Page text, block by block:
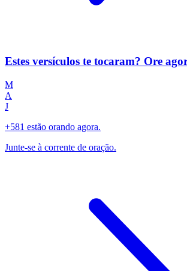
Estes versículos te tocaram? Ore
M
A
J
+581 estão orando agora.
Junte-se à corrente de oração.